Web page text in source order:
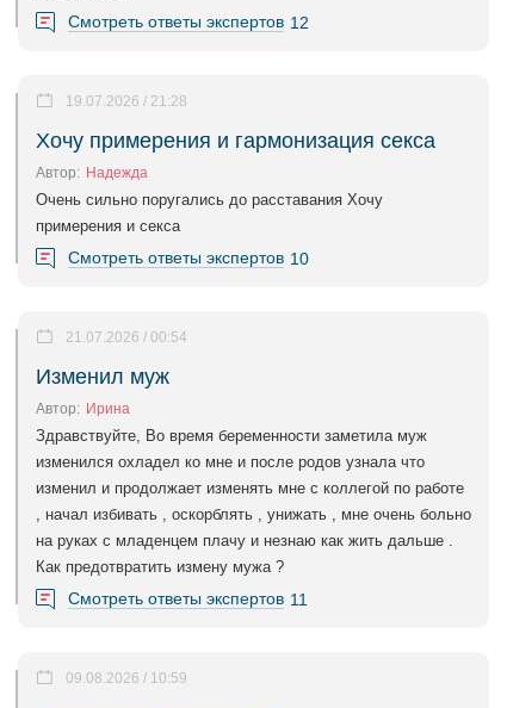
Смотреть ответы экспертов 12
Хочу примерения и гармонизация секса
19.07.2026 / 21:28
Автор: Надежда
Очень сильно поругались до расставания Хочу
примерения и секса
Смотреть ответы экспертов 10
Изменил муж
21.07.2026 / 00:54
Автор: Ирина
Здравствуйте, Во время беременности заметила муж
изменился охладел ко мне и после родов узнала что
изменил и продолжает изменять мне с коллегой по работе
, начал избивать , оскорблять , унижать , мне очень больно
на руках с младенцем плачу и незнаю как жить дальше .
Как предотвратить измену мужа ?
Смотреть ответы экспертов 11
09.08.2026 / 10:59